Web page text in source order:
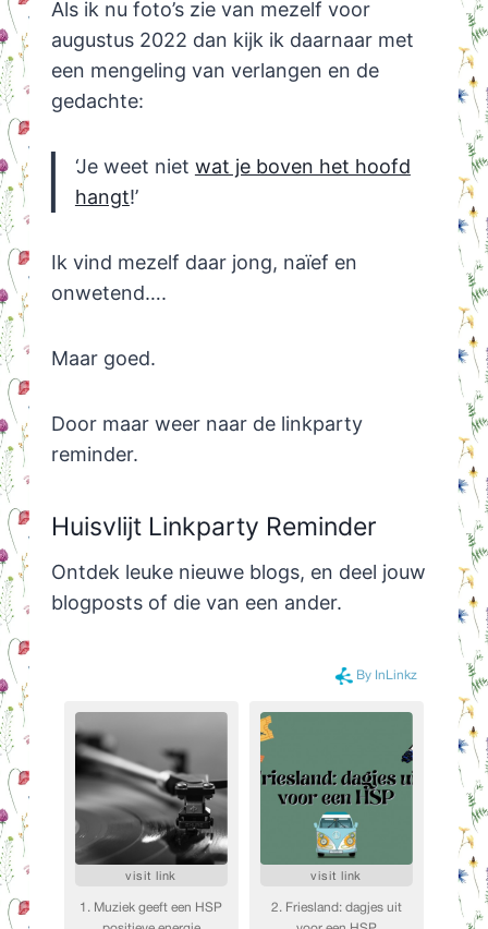
Als ik nu foto’s zie van mezelf voor
augustus 2022 dan kijk ik daarnaar met
een mengeling van verlangen en de
gedachte:
‘Je weet niet wat je boven het hoofd
hangt!’
Ik vind mezelf daar jong, naïef en
onwetend….
Maar goed.
Door maar weer naar de linkparty
reminder.
Huisvlijt Linkparty Reminder
Ontdek leuke nieuwe blogs, en deel jouw
blogposts of die van een ander.